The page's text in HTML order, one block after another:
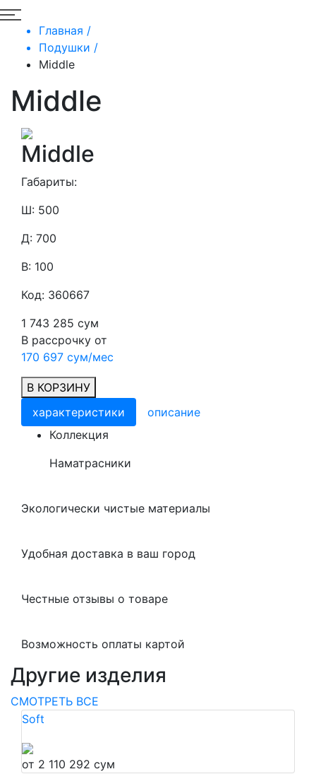
Главная /
Подушки /
Middle
Middle
Middle
Габариты:
Ш: 500
Д: 700
В: 100
Код: 360667
1 743 285 сум
В рассрочку от
170 697 сум/мес
В КОРЗИНУ
характеристики
описание
Коллекция
Наматрасники
Экологически чистые материалы
Удобная доставка в ваш город
Честные отзывы о товаре
Возможность оплаты картой
Другие изделия
СМОТРЕТЬ ВСЕ
Soft
от 2 110 292 сум